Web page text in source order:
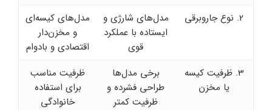
2. نوع جاروبرقی
مدل‌های شارژی و
ایستاده با عملکرد
قوی
مدل‌های کیسه‌ای
و مخزن‌دار
اقتصادی و بادوام
3. ظرفیت کیسه
یا مخزن
برخی مدل‌ها
طراحی فشرده و
ظرفیت کمتر
ظرفیت مناسب
برای استفاده
خانوادگی